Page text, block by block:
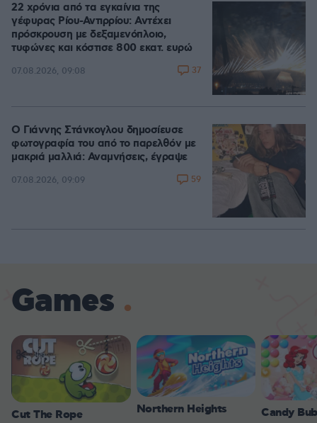
22 χρόνια από τα εγκαίνια της
γέφυρας Ρίου-Αντιρρίου: Αντέχει
πρόσκρουση με δεξαμενόπλοιο,
τυφώνες και κόστισε 800 εκατ. ευρώ
07.08.2026, 09:08 37
Ο Γιάννης Στάνκογλου δημοσίευσε
φωτογραφία του από το παρελθόν με
μακριά μαλλιά: Αναμνήσεις, έγραψε
07.08.2026, 09:09 59
Games
Cut The Rope Northern Heights Candy